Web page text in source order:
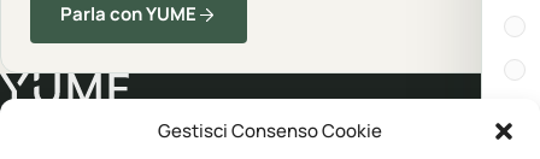
Gestisci Consenso Cookie
Parla con YUME